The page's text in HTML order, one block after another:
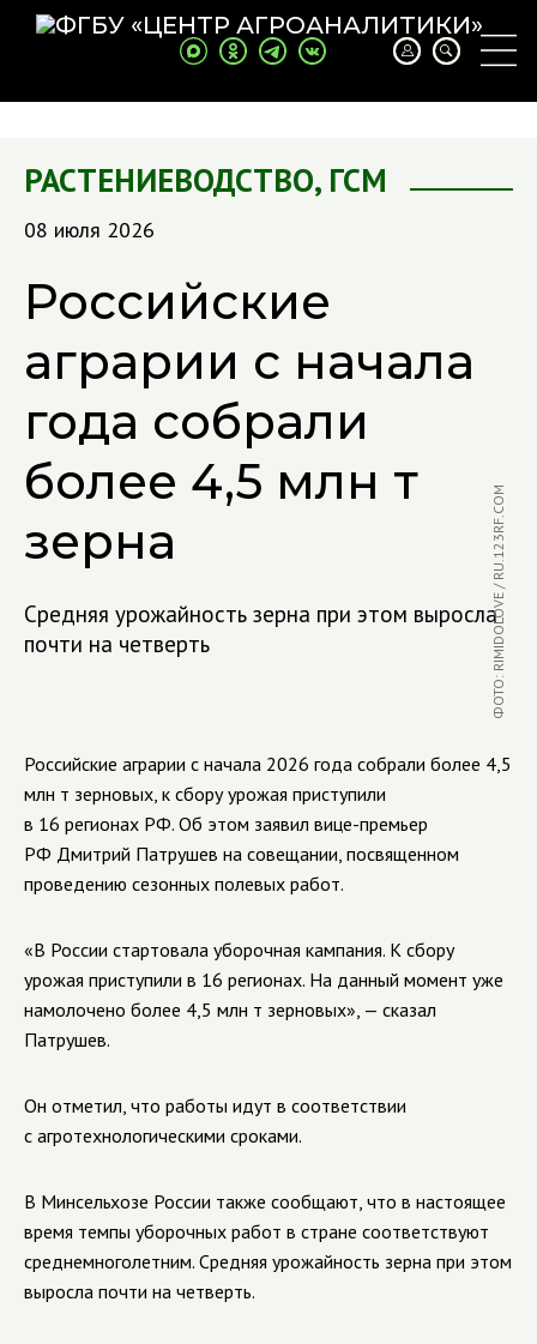
РАСТЕНИЕВОДСТВО, ГСМ
08 июля 2026
Российские
аграрии с начала
года собрали
более 4,5 млн т
зерна
Средняя урожайность зерна при этом выросла
почти на четверть
ФОТО: RIMIDOLOVE / RU.123RF.COM
Российские аграрии с начала 2026 года собрали более 4,5
млн т зерновых, к сбору урожая приступили
в 16 регионах РФ. Об этом заявил вице-премьер
РФ Дмитрий Патрушев на совещании, посвященном
проведению сезонных полевых работ.
«В России стартовала уборочная кампания. К сбору
урожая приступили в 16 регионах. На данный момент уже
намолочено более 4,5 млн т зерновых», — сказал
Патрушев.
Он отметил, что работы идут в соответствии
с агротехнологическими сроками.
В Минсельхозе России также сообщают, что в настоящее
время темпы уборочных работ в стране соответствуют
среднемноголетним. Средняя урожайность зерна при этом
выросла почти на четверть.